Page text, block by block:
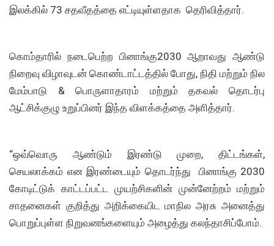
இலக்கில் 73 சதவீதத்தை எட்டியுள்ளதாக தெரிவித்தார்.
கொம்தாரில் நடைபெற்ற பினாங்கு2030 ஆறாவது ஆண்டு
நிறைவு விழாவுடன் கொண்டாட்டத்தில் போது, ​​நிதி மற்றும் நில
மேம்பாடு & பொருளாதாரம் மற்றும் தகவல் தொடர்பு
ஆட்சிக்குழு உறுப்பினர் இந்த விளக்கத்தை அளித்தார்.
“ஒவ்வொரு ஆண்டும் இரண்டு முறை, திட்டங்கள்,
செயலாக்கம் என இரண்டையும் தொடர்ந்து பினாங்கு 2030
கோடிட்டுக் காட்டப்பட்ட முயற்சிகளின் முன்னேற்றம் மற்றும்
சாதனைகள் குறித்து அறிக்கையிட மாநில அரசு அனைத்து
பொறுப்புள்ள நிறுவனங்களையும் அழைத்து கலந்தாசிப்போம்.